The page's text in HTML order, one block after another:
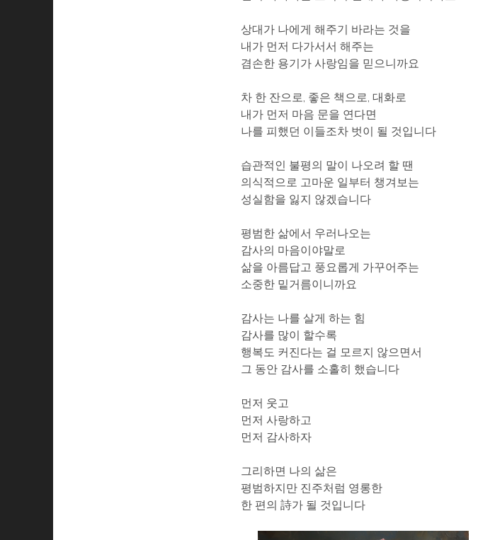
상대가 나에게 해주기 바라는 것을
내가 먼저 다가서서 해주는
겸손한 용기가 사랑임을 믿으니까요
차 한 잔으로, 좋은 책으로, 대화로
내가 먼저 마음 문을 연다면
나를 피했던 이들조차 벗이 될 것입니다
습관적인 불평의 말이 나오려 할 땐
의식적으로 고마운 일부터 챙겨보는
성실함을 잃지 않겠습니다
평범한 삶에서 우러나오는
감사의 마음이야말로
삶을 아름답고 풍요롭게 가꾸어주는
소중한 밑거름이니까요
감사는 나를 살게 하는 힘
감사를 많이 할수록
행복도 커진다는 걸 모르지 않으면서
그 동안 감사를 소홀히 했습니다
먼저 웃고
먼저 사랑하고
먼저 감사하자
그리하면 나의 삶은
평범하지만 진주처럼 영롱한
한 편의 詩가 될 것입니다